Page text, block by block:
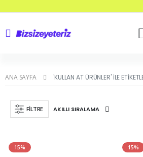
ANA SAYFA 'KULLAN AT ÜRÜNLER' ILE
FILTRE
15% 15%